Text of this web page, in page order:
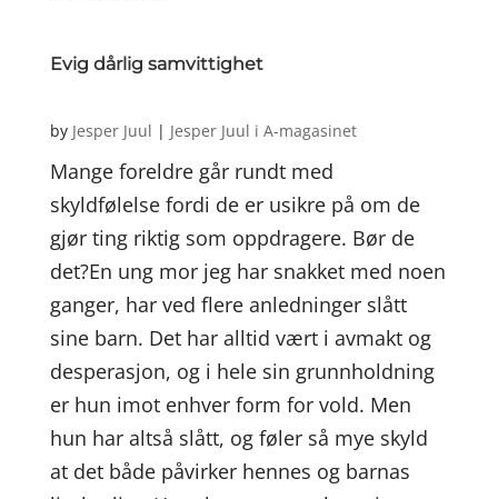
Evig dårlig samvittighet
by Jesper Juul | Jesper Juul i A-magasinet
Mange foreldre går rundt med
skyldfølelse fordi de er usikre på om de
gjør ting riktig som oppdragere. Bør de
det?En ung mor jeg har snakket med noen
ganger, har ved flere anledninger slått
sine barn. Det har alltid vært i avmakt og
desperasjon, og i hele sin grunnholdning
er hun imot enhver form for vold. Men
hun har altså slått, og føler så mye skyld
at det både påvirker hennes og barnas